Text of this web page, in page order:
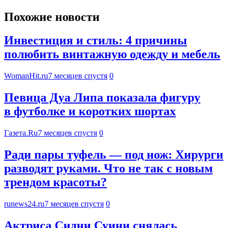
Похожие новости
Инвестиция и стиль: 4 причины
полюбить винтажную одежду и мебель
WomanHit.ru7 месяцев спустя 0
Певица Дуа Липа показала фигуру
в футболке и коротких шортах
Газета.Ru7 месяцев спустя 0
Ради пары туфель — под нож: Хирурги
разводят руками. Что не так с новым
трендом красоты?
runews24.ru7 месяцев спустя 0